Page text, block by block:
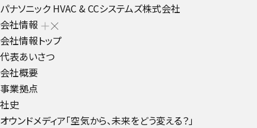
パナソニック HVAC & CCシステムズ株式会社
会社情報
会社情報トップ
代表あいさつ
会社概要
事業拠点
社史
オウンドメディア「空気から、未来をどう変える？」